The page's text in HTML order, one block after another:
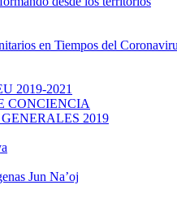
en Tiempos del
2019-2021
CONCIENCIA
2019
Jun Na’oj